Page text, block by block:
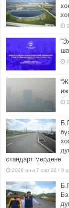
стандарт мөрдөнө
2026 оны 7 сар 20 / 9